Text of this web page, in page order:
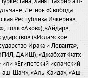
Легион «Свобода
Республика Ичкерия»,
полк «Азов»), «Айдар»,
(«Исламское
Ирака и Леванта»,
ДАИШ), «Джабхат Фатх
«Египетский исламский
аш-Шам», «Аль-Каида», «Аш-